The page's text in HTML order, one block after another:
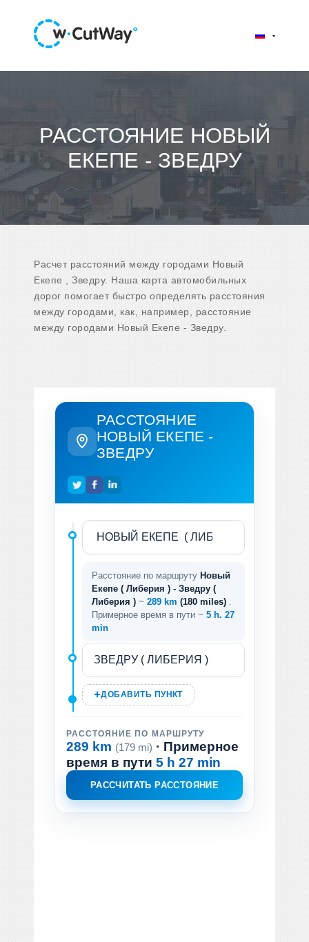
РАССТОЯНИЕ НОВЫЙ
ЕКЕПЕ - ЗВЕДРУ
Расчет расстояний между городами Новый
Екепе , Зведру. Наша карта автомобильных
дорог помогает быстро определять расстояния
между городами, как, например, расстояние
между городами Новый Екепе - Зведру.
РАССТОЯНИЕ
НОВЫЙ ЕКЕПЕ -
ЗВЕДРУ
Расстояние по маршруту Новый
Екепе ( Либерия ) - Зведру (
Либерия ) ~ 289 km (180 miles)
Примерное время в пути ~ 5 h. 27
min
ДОБАВИТЬ ПУНКТ
РАССТОЯНИЕ ПО МАРШРУТУ
289 km (179 mi) · Примерное
время в пути 5 h 27 min
РАССЧИТАТЬ РАССТОЯНИЕ